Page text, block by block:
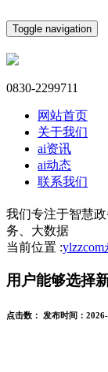
Toggle navigation
0830-2299711
网站首页
关于我们
ai资讯
ai动态
联系我们
我们专注于智慧
务、大数据
当前位置 :
用户能够选择
点击数： 发布时间：